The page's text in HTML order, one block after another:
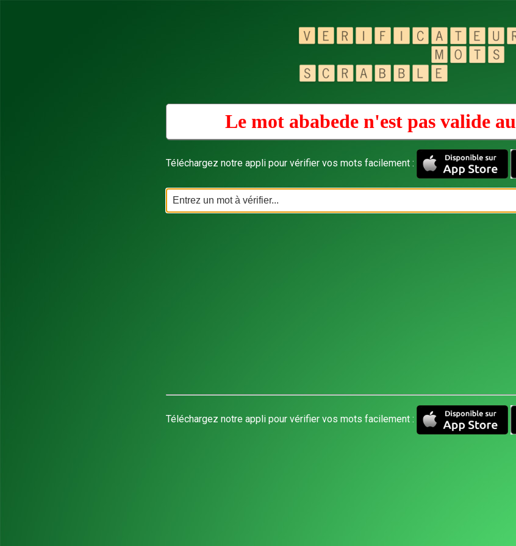
Le mot ababede n'est pas valide au
Téléchargez notre appli pour vérifier vos mots facilement :
Téléchargez notre appli pour vérifier vos mots facilement :